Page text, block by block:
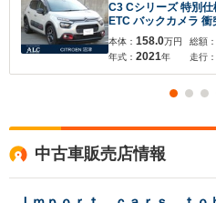
C3 Cシリーズ 特別
ETC バックカメラ
ップ 障害物ソナー
ホイール
本体： 158.0万円
年式： 2021年
総額：
走行：
中古車販売店情報